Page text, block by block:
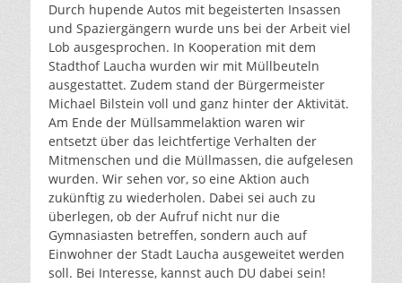
Durch hupende Autos mit begeisterten Insassen
und Spaziergängern wurde uns bei der Arbeit viel
Lob ausgesprochen. In Kooperation mit dem
Stadthof Laucha wurden wir mit Müllbeuteln
ausgestattet. Zudem stand der Bürgermeister
Michael Bilstein voll und ganz hinter der Aktivität.
Am Ende der Müllsammelaktion waren wir
entsetzt über das leichtfertige Verhalten der
Mitmenschen und die Müllmassen, die aufgelesen
wurden. Wir sehen vor, so eine Aktion auch
zukünftig zu wiederholen. Dabei sei auch zu
überlegen, ob der Aufruf nicht nur die
Gymnasiasten betreffen, sondern auch auf
Einwohner der Stadt Laucha ausgeweitet werden
soll. Bei Interesse, kannst auch DU dabei sein!